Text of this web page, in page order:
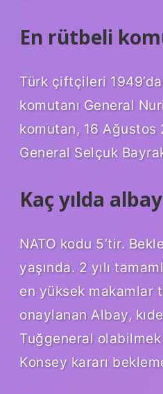
En rütbeli
Türk çiftçileri
komutanı General
komutan, 16 Ağustos
General Selçuk
Kaç yılda
NATO kodu 5’tir.
yaşında. 2 yılı
en yüksek makamlar
onaylanan Albay,
Tuğgeneral
Konsey kararı